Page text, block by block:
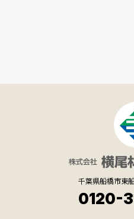
千葉県船橋市東
0120-